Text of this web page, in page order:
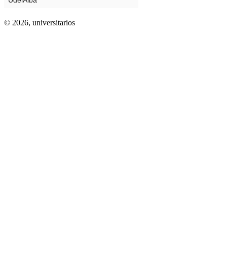
© 2026, universitarios